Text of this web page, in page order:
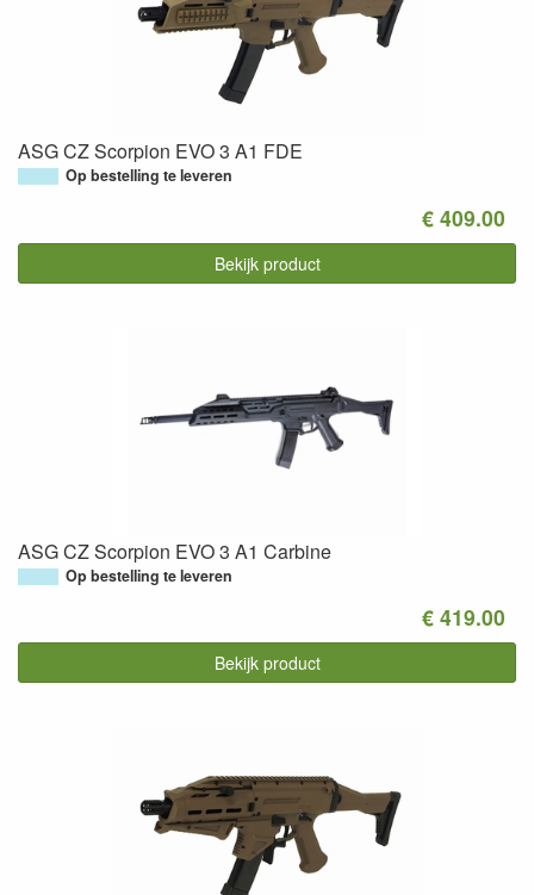
ASG CZ Scorpion EVO 3 A1 FDE
Op bestelling te leveren
€ 409.00
Bekijk product
ASG CZ Scorpion EVO 3 A1 Carbine
Op bestelling te leveren
€ 419.00
Bekijk product